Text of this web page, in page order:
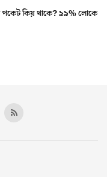
কিয় থাকে? ৯৯% লোকে